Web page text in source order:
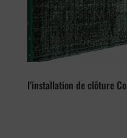
l’installation de clôture